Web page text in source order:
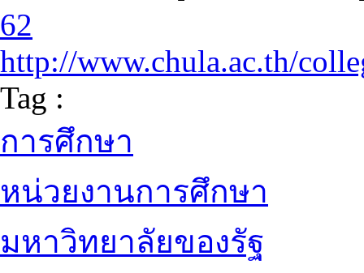
62
http://www.chula.ac.th/
Tag :
การศึกษา
หน่วยงานการศึกษา
มหาวิทยาลัยของรัฐ